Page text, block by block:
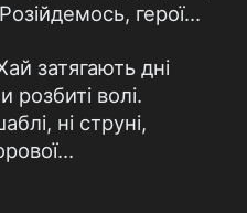
герої…
затягають дні
волі.
ні струні,